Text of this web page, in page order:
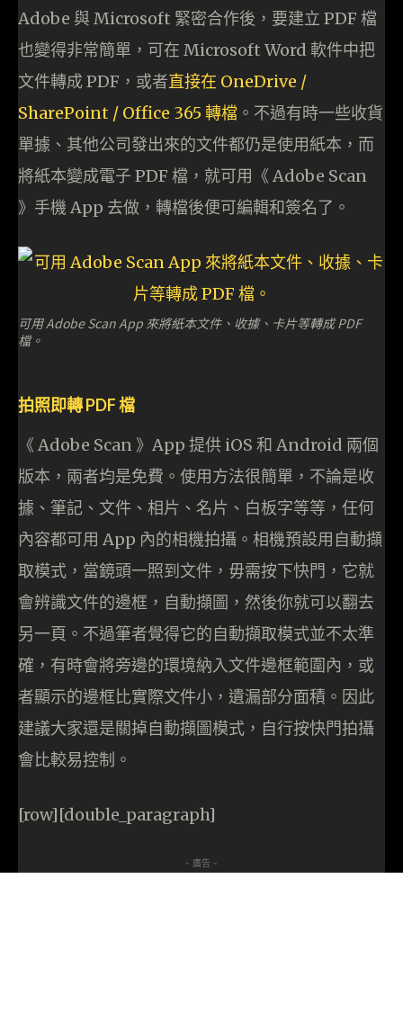
Adobe 與 Microsoft 緊密合作後，要建立 PDF 檔
也變得非常簡單，可在 Microsoft Word 軟件中把
文件轉成 PDF，或者直接在 OneDrive /
SharePoint / Office 365 轉檔 。不過有時一些收貨
單據、其他公司發出來的文件都仍是使用紙本，而
將紙本變成電子 PDF 檔，就可用《 Adobe Scan
》手機 App 去做，轉檔後便可編輯和簽名了。
可用 Adobe Scan App 來將紙本文件、收據、卡片等轉成 PDF
檔。
拍照即轉 PDF 檔
《 Adobe Scan 》App 提供 iOS 和 Android 兩個
版本，兩者均是免費。使用方法很簡單，不論是收
據、筆記、文件、相片、名片、白板字等等，任何
內容都可用 App 內的相機拍攝。相機預設用自動擷
取模式，當鏡頭一照到文件，毋需按下快門，它就
會辨識文件的邊框，自動擷圖，然後你就可以翻去
另一頁。不過筆者覺得它的自動擷取模式並不太準
確，有時會將旁邊的環境納入文件邊框範圍內，或
者顯示的邊框比實際文件小，遺漏部分面積。因此
建議大家還是關掉自動擷圖模式，自行按快門拍攝
會比較易控制。
[row][double_paragraph]
- 廣告 -